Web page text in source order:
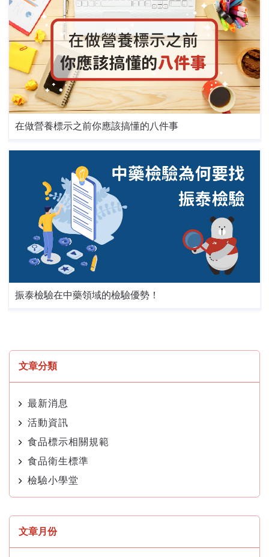
在做營養標示之前你應該搞懂的八件事
振泰檢驗在中藥領域的檢驗優勢！
文章分類
最新消息
活動資訊
食品標示相關規範
食品衛生標準
檢驗小學堂
文章月份